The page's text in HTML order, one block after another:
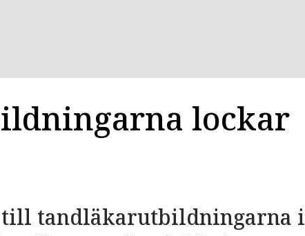
lockar
till tandläkarutbildningarna i